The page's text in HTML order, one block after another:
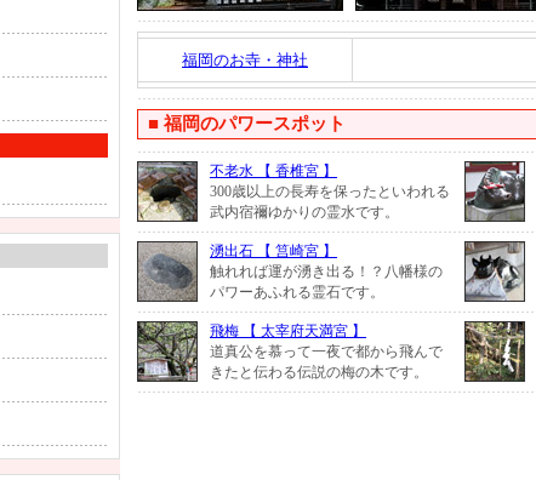
福岡のお寺・神社
■ 福岡のパワースポット
不老水 【 香椎宮 】
300歳以上の長寿を保ったといわれる
武内宿禰ゆかりの霊水です。
湧出石 【 筥崎宮 】
触れれば運が湧き出る！？八幡様の
パワーあふれる霊石です。
飛梅 【 太宰府天満宮 】
道真公を慕って一夜で都から飛んで
きたと伝わる伝説の梅の木です。